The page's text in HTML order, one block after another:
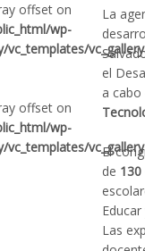
offset on
wp-
offset on
wp-
La
el
a cabo
El
de 130
Las